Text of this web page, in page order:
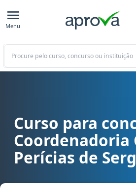
Menu
Buscar
Curso para concurso COGERP (SE) -
Curso para
Coordenadoria
Perícias de